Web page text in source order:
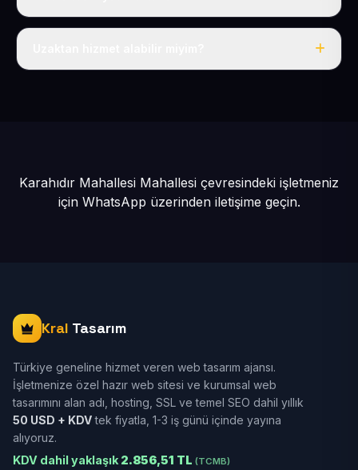
Tek fiyat: yılda 50 USD + KDV, her şey dahil.
Karahıdır Mahallesi Mahallesi çevresindeki işletmeniz
için WhatsApp üzerinden iletişime geçin.
Kral Tasarım
Türkiye geneline hizmet veren web tasarım ajansı.
İşletmenize özel hazır web sitesi ve kurumsal web
tasarımını alan adı, hosting, SSL ve temel SEO dahil yıllık
50 USD + KDVtek fiyatla, 1-3 iş günü içinde yayına
alıyoruz.
KDV dahil yaklaşık 2.856,51 TL (TCMB)